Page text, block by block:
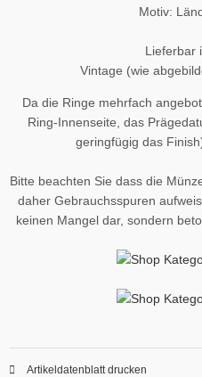
Motiv:
Lieferbar
Vintage (wie
Da die Ringe mehrfach
Ring-Innenseite, das
geringfügig das
Bitte beachten Sie dass die
daher Gebrauchsspuren
keinen Mangel dar, sondern
Artikeldatenblatt drucken